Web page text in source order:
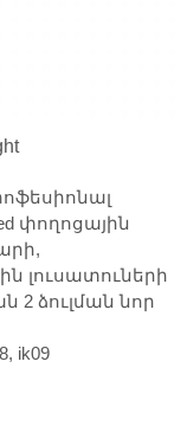
փողոցային
լուսատուների
ձուլման նոր
ik09